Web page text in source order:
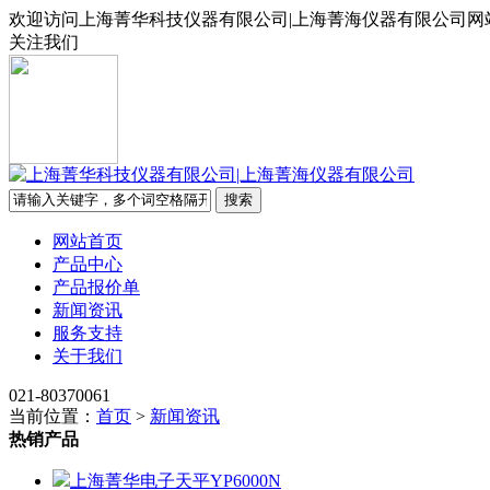
欢迎访问上海菁华科技仪器有限公司|上海菁海仪器有限公司网
关注我们
网站首页
产品中心
产品报价单
新闻资讯
服务支持
关于我们
021-80370061
当前位置： 首页 > 新闻资讯
热销产品
上海菁华电子天平YP6000N